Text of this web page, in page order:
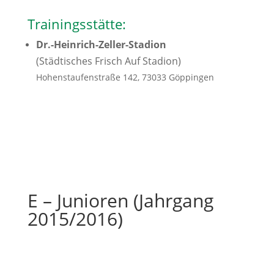
Trainingsstätte:
Dr.-Heinrich-Zeller-Stadion
(Städtisches Frisch Auf Stadion)
Hohenstaufenstraße 142, 73033 Göppingen
E – Junioren (Jahrgang
2015/2016)